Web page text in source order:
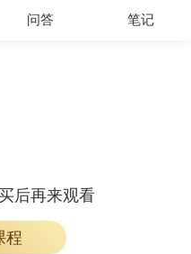
问答 笔记
后再来观看
程